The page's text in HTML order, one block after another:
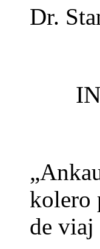
Dr.
kolero
de viaj